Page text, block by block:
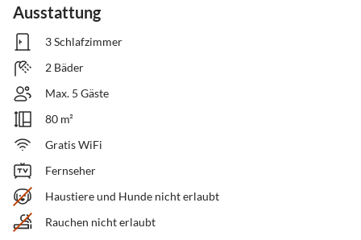
Ausstattung
3 Schlafzimmer
2 Bäder
Max. 5 Gäste
80 m²
Gratis WiFi
Fernseher
Haustiere und Hunde nicht erlaubt
Rauchen nicht erlaubt